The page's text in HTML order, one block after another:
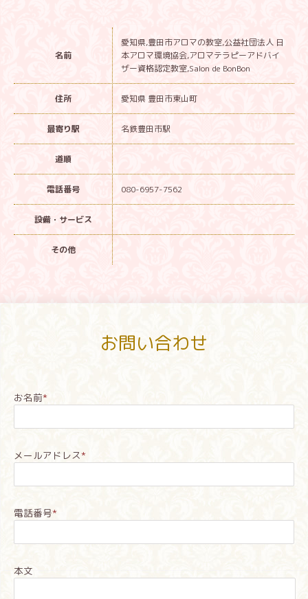
名前
愛知県,豊田市アロマの教室,公益社団法人 日
本アロマ環境協会,アロマテラピーアドバイ
ザー資格認定教室,Salon de BonBon
住所 愛知県 豊田市東山町
最寄り駅 名鉄豊田市駅
道順
電話番号 080-6957-7562
設備・サービス
その他
お問い合わせ
お名前*
メールアドレス*
電話番号*
本文